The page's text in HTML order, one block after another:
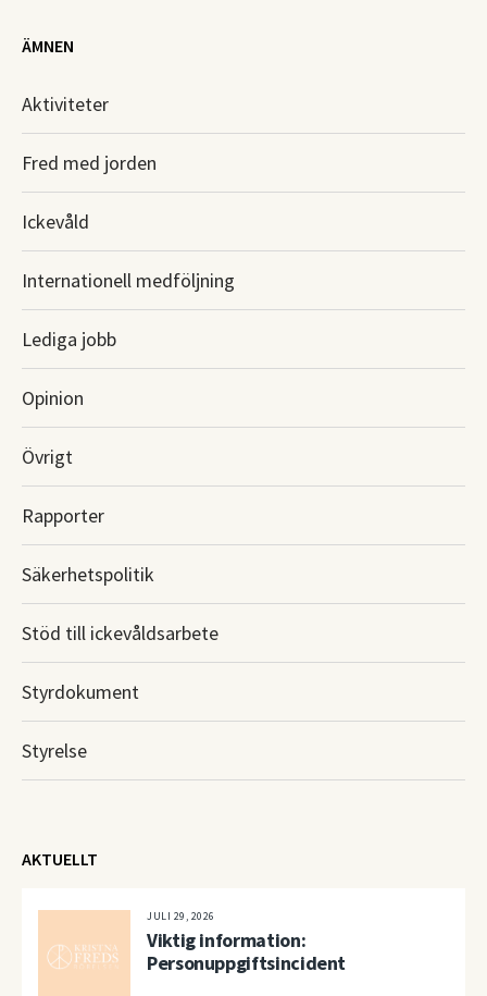
ÄMNEN
Aktiviteter
Fred med jorden
Ickevåld
Internationell medföljning
Lediga jobb
Opinion
Övrigt
Rapporter
Säkerhetspolitik
Stöd till ickevåldsarbete
Styrdokument
Styrelse
AKTUELLT
JULI 29, 2026
Viktig information:
Personuppgiftsincident